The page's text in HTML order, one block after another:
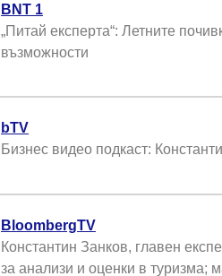
BNT 1
„Питай експерта“: Летните
възможности
bTV
Бизнес видео подкаст:
BloombergTV
Константин Занков, главен
за анализи и оценки в туризма;